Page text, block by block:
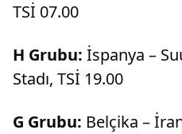
TSİ 07.00
H Grubu: İspanya –
Stadı, TSİ 19.00
G Grubu: Belçika –